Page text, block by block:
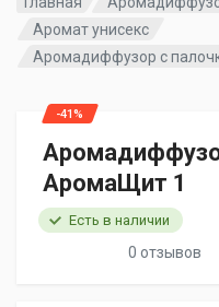
Аромат унисекс
Аромадиффузор с
АромаЩит 1
0 отзывов
Есть в наличии
-41%